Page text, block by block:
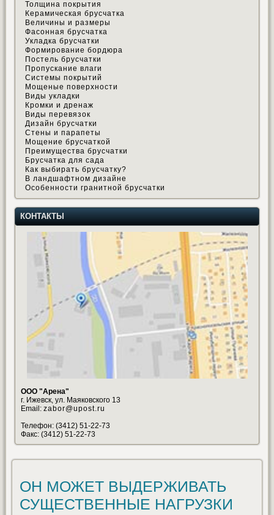
Толщина покрытия
Керамическая брусчатка
Величины и размеры
Фасонная брусчатка
Укладка брусчатки
Формирование бордюра
Постель брусчатки
Пропускание влаги
Системы покрытий
Мощеные поверхности
Виды укладки
Кромки и дренаж
Виды перевязок
Дизайн брусчатки
Стены и парапеты
Мощение брусчаткой
Преимущества брусчатки
Брусчатка для сада
Как выбирать брусчатку?
В ландшафтном дизайне
Особенности гранитной брусчатки
КОНТАКТЫ
ООО "Арена"
г. Ижевск, ул. Маяковского 13
Email: zabor@upost.ru
Телефон: (3412) 51-22-73
Факс: (3412) 51-22-73
ОН МОЖЕТ ВЫДЕРЖИВАТЬ
СУЩЕСТВЕННЫЕ НАГРУЗКИ